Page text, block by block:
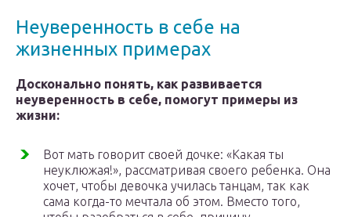
Неуверенность в себе на
жизненных примерах
Досконально понять, как развивается
неуверенность в себе, помогут примеры из
жизни:
Вот мать говорит своей дочке: «Какая ты
неуклюжая!», рассматривая своего ребенка. Она
хочет, чтобы девочка училась танцам, так как
сама когда-то мечтала об этом. Вместо того,